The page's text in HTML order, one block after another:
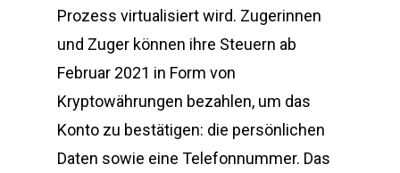
Prozess virtualisiert wird. Zugerinnen
und Zuger können ihre Steuern ab
Februar 2021 in Form von
Kryptowährungen bezahlen, um das
Konto zu bestätigen: die persönlichen
Daten sowie eine Telefonnummer. Das